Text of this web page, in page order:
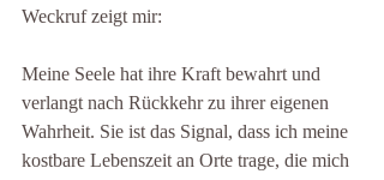
Weckruf zeigt mir:
Meine Seele hat ihre Kraft bewahrt und
verlangt nach Rückkehr zu ihrer eigenen
Wahrheit. Sie ist das Signal, dass ich meine
kostbare Lebenszeit an Orte trage, die mich